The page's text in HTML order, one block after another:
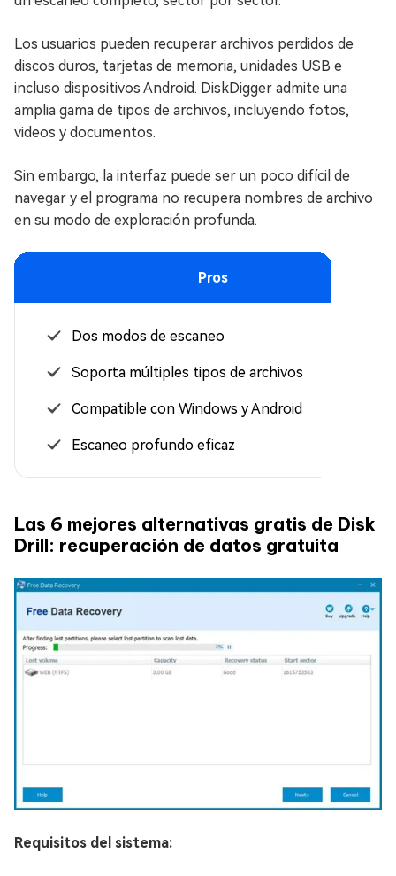
Los usuarios pueden recuperar archivos perdidos de
discos duros, tarjetas de memoria, unidades USB e
incluso dispositivos Android. DiskDigger admite una
amplia gama de tipos de archivos, incluyendo fotos,
videos y documentos.
Sin embargo, la interfaz puede ser un poco difícil de
navegar y el programa no recupera nombres de archivo
en su modo de exploración profunda.
Pros
Dos modos de escaneo
Soporta múltiples tipos de archivos
Compatible con Windows y Android
Escaneo profundo eficaz
Las 6 mejores alternativas gratis de Disk
Drill: recuperación de datos gratuita
Requisitos del sistema: